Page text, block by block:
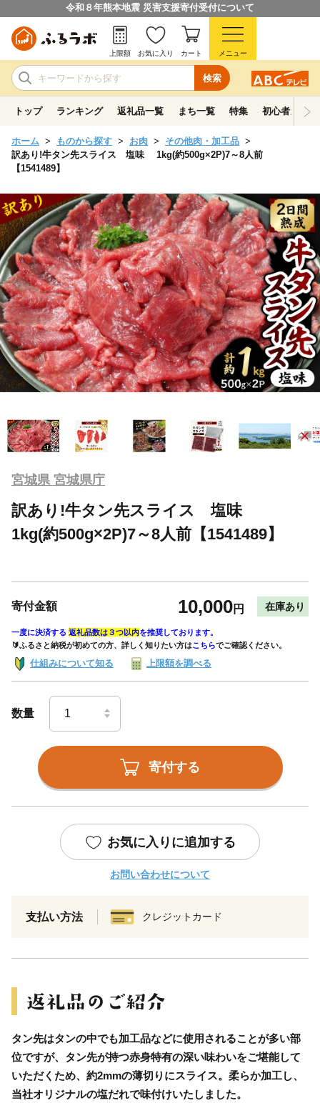
令和８年熊本地震 災害支援寄付受付について
検索
上限額 お気に入り カート メニュー
トップ ランキング 返礼品一覧 まち一覧 特集 初心者ガイド
ホーム ものから探す お肉
その他肉・加工品
訳あり!牛タン先スライス 塩味 1kg(約500g×2P)7～8人前
【1541489】
宮城県 宮城県庁
訳あり!牛タン先スライス 塩味
1kg(約500g×2P)7～8人前【1541489】
寄付金額 10,000円 在庫あり
一度に決済する 返礼品数は３つ以内を推奨しております。
🔰ふるさと納税が初めての方、詳しく知りたい方はこちらでご確認ください。
仕組みについて知る 上限額を調べる
数量
寄付する
お気に入りに追加する
お問い合わせについて
支払い方法 クレジットカード
タン先はタンの中でも加工品などに使用されることが多い部
位ですが、タン先が持つ赤身特有の深い味わいをご堪能して
いただくため、約2mmの薄切りにスライス。柔らか加工し、
当社オリジナルの塩だれで味付けいたしました。